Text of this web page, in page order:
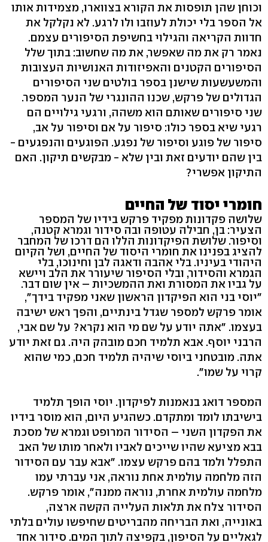
וכוחן שהן תופסות את הקורא בצווארו, מצמידות אותו
אל הספר בלי יכולת לעוזבו ולו לרגע. לא נקלקל את
חדוות הקריאה והגילוי בחשיפת הסיפורים עצמם.
נאמר רק את מה שאפשר, את מה שחשוב: בתוך שלל
הסיפורים הקטנים והאפיזודות האנושיות העצובות
והמשעשעות שישנן בספר בולטים שני הסיפורים
הגדולים של פרקש, שכנו ההונגרי של הנער המספר.
שני סיפורים שאותם הוא משהה, ורגעי גילויים הם
רגעי שיא בספר כולו: סיפור על אם וסיפור על אב,
סיפור של פוגע וסיפור של נפגע. הפוגעים והנפגעים -
בין שהם יודעים זאת ובין שלא - מבקשים תיקון. האם
התיקון אפשרי?
חומרי יסוד של החיים
שלושה פקדונות מפקיד פרקש בידיו של המספר
הצעיר: בן, חבילה עטופה ובה סידור וגמרא קטנה,
וסיפור. שלושת הפיקדונות הללו הם דרכו של המחבר
להציג בפנינו את חומרי היסוד של החיים, ושל הקיום
היהודי בעיניו. בלי אהבה ודאגה לבן וחינוכו, בלי
הגמרא והסידור, ובלי הסיפור שיעורר את הלב ויישא
על גביו את המסורת ואת ההמשכיות – אין שום דבר.
"יוסי בני הוא הפיקדון הראשון שאני מפקיד בידך",
אומר פרקש למספר שגדל בינתיים, והפך ראש ישיבה
בעצמו. "אתה יודע על שם מי הוא נקרא? על שם אבי,
הרבני יוסף. אבא תלמיד חכם מובהק היה. גם זאת יודע
אתה. מובטחני ביוסי שיהיה תלמיד חכם, כמי שהוא
קרוי על שמו".
המספר דואג בנאמנות לפיקדון. יוסי הופך תלמיד
בישיבתו לומד ומתקדם. כשהגיע היום, הוא מוסר בידיו
את הפקדון השני – הסידור המרופט וגמרא של מסכת
בבא מציעא שהיו שייכים לאביו ולאחר מותו של האב
התפלל ולמד בהם פרקש עצמו. "אבא עבר עם הסידור
הזה מלחמה עולמית אחת נוראה, אני עברתי עמו
מלחמה עולמית אחרת, נוראה ממנה", אומר פרקש.
הסידור צלח את תלאות העלייה הקשה ארצה,
באונייה, ואת הבריחה מהבריטים שחיפשו עולים בלתי
לגאליים על הסיפון, בקפיצה לתוך המים. סידור אחד